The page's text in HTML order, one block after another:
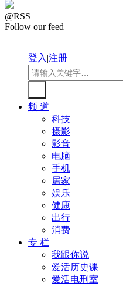
@RSS
Follow our feed
登入|注册
频 道
科技
摄影
影音
电脑
手机
居家
娱乐
健康
出行
消费
专 栏
我跟你说
爱活历史课
爱活电刑室